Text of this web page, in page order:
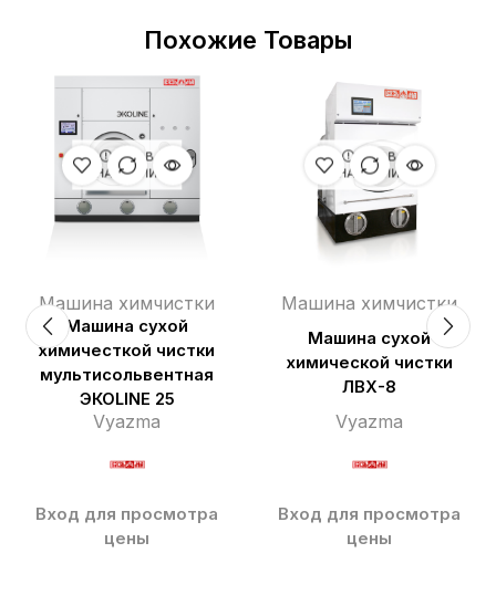
Похожие Товары
НЕТ В
НАЛИЧИИ
Машина химчистки
Машина сухой
химичесткой чистки
мультисольвентная
ЭКОLINE 25
Vyazma
Вход для просмотра
цены
НЕТ В
НАЛИЧИИ
Машина химчистки
Машина сухой
химической чистки
ЛВХ-8
Vyazma
Вход для просмотра
цены